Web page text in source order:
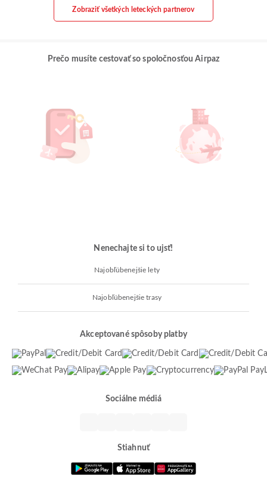
Zobraziť všetkých leteckých partnerov
Prečo musíte cestovať so spoločnosťou Airpaz
Nenechajte si to ujsť!
Najobľúbenejšie lety
Najobľúbenejšie trasy
Akceptované spôsoby platby
Sociálne médiá
Stiahnuť